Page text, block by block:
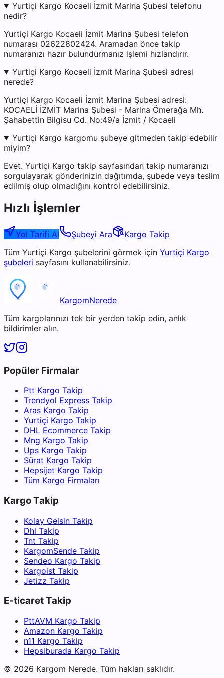
Yurtiçi Kargo Kocaeli İzmit Marina Şubesi telefonu
nedir?
Yurtiçi Kargo Kocaeli İzmit Marina Şubesi telefon
numarası 02622802424. Aramadan önce takip
numaranızı hazır bulundurmanız işlemi hızlandırır.
Yurtiçi Kargo Kocaeli İzmit Marina Şubesi adresi
nerede?
Yurtiçi Kargo Kocaeli İzmit Marina Şubesi adresi:
KOCAELİ İZMİT Marina Şubesi - Marina Ömerağa Mh.
Şahabettin Bilgisu Cd. No:49/a İzmit / Kocaeli
Yurtiçi Kargo kargomu şubeye gitmeden takip edebilir
miyim?
Evet. Yurtiçi Kargo takip sayfasından takip numaranızı
sorgulayarak gönderinizin dağıtımda, şubede veya teslim
edilmiş olup olmadığını kontrol edebilirsiniz.
Hızlı İşlemler
Yol Tarifi Al Şubeyi Ara
Kargo Takip
Tüm Yurtiçi Kargo şubelerini görmek için Yurtiçi Kargo
şubeleri sayfasını kullanabilirsiniz.
KargomNerede
Tüm kargolarınızı tek bir yerden takip edin, anlık
bildirimler alın.
Popüler Firmalar
Ptt Kargo Takip
Trendyol Express Takip
Aras Kargo Takip
Yurtiçi Kargo Takip
DHL Ecommerce Takip
Mng Kargo Takip
Ups Kargo Takip
Sürat Kargo Takip
Hepsijet Kargo Takip
Tüm Kargo Firmaları
Kargo Takip
Kolay Gelsin Takip
Dhl Takip
Tnt Takip
KargomSende Takip
Sendeo Kargo Takip
Kargoist Takip
Jetizz Takip
E-ticaret Takip
PttAVM Kargo Takip
Amazon Kargo Takip
n11 Kargo Takip
Hepsiburada Kargo Takip
© 2026 Kargom Nerede. Tüm hakları saklıdır.